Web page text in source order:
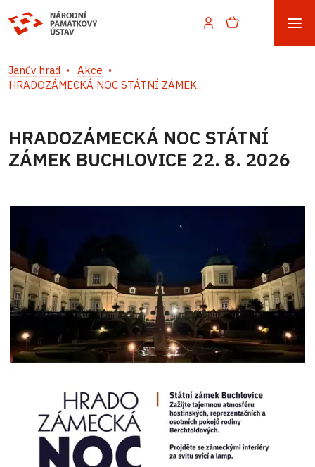
Janův hrad
Akce
HRADOZÁMECKÁ NOC STÁTNÍ ZÁMEK...
HRADOZÁMECKÁ NOC STÁTNÍ
ZÁMEK BUCHLOVICE 22. 8. 2026